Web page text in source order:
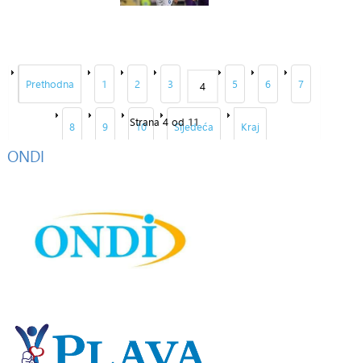
Prethodna 1 2 3 4 5 6 7
8 9 10 Sljedeća Kraj
Strana 4 od 11
ONDI